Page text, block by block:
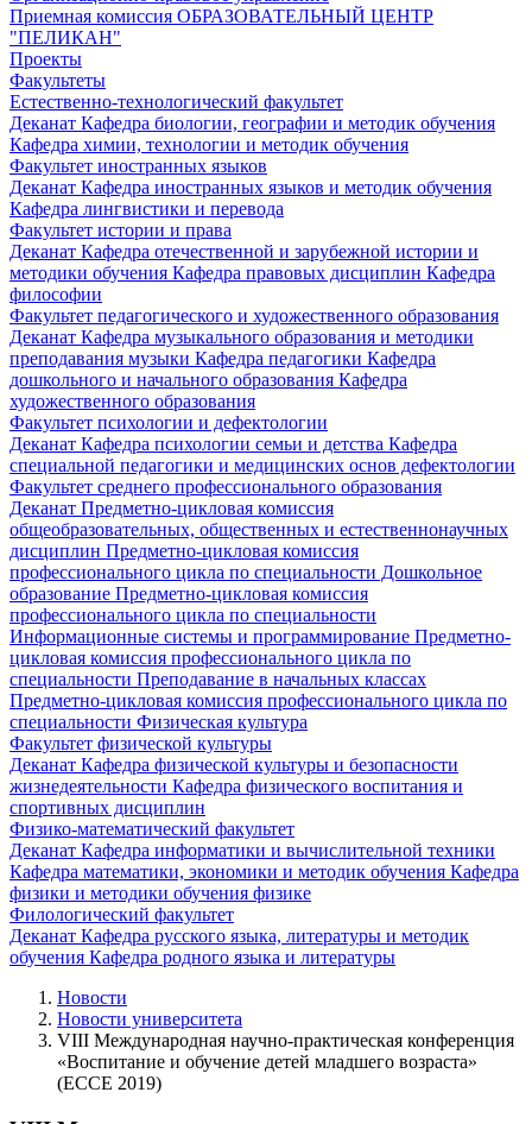
Приемная комиссия ОБРАЗОВАТЕЛЬНЫЙ ЦЕНТР
"ПЕЛИКАН"
Проекты
Факультеты
Естественно-технологический факультет
Деканат Кафедра биологии, географии и методик обучения
Кафедра химии, технологии и методик обучения
Факультет иностранных языков
Деканат Кафедра иностранных языков и методик обучения
Кафедра лингвистики и перевода
Факультет истории и права
Деканат Кафедра отечественной и зарубежной истории и
методики обучения Кафедра правовых дисциплин Кафедра
философии
Факультет педагогического и художественного образования
Деканат Кафедра музыкального образования и методики
преподавания музыки Кафедра педагогики Кафедра
дошкольного и начального образования Кафедра
художественного образования
Факультет психологии и дефектологии
Деканат Кафедра психологии семьи и детства Кафедра
специальной педагогики и медицинских основ дефектологии
Факультет среднего профессионального образования
Деканат Предметно-цикловая комиссия
общеобразовательных, общественных и естественнонаучных
дисциплин Предметно-цикловая комиссия
профессионального цикла по специальности Дошкольное
образование Предметно-цикловая комиссия
профессионального цикла по специальности
Информационные системы и программирование Предметно-
цикловая комиссия профессионального цикла по
специальности Преподавание в начальных классах
Предметно-цикловая комиссия профессионального цикла по
специальности Физическая культура
Факультет физической культуры
Деканат Кафедра физической культуры и безопасности
жизнедеятельности Кафедра физического воспитания и
спортивных дисциплин
Физико-математический факультет
Деканат Кафедра информатики и вычислительной техники
Кафедра математики, экономики и методик обучения Кафедра
физики и методики обучения физике
Филологический факультет
Деканат Кафедра русского языка, литературы и методик
обучения Кафедра родного языка и литературы
Новости
Новости университета
VIII Международная научно-практическая конференция
«Воспитание и обучение детей младшего возраста»
(ECCE 2019)